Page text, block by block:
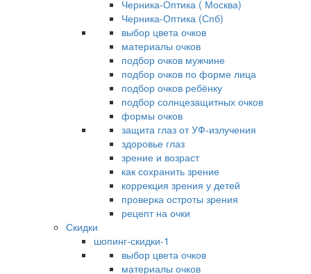
Черника-Оптика ( Москва)
Черника-Оптика (Спб)
выбор цвета очков
материалы очков
подбор очков мужчине
подбор очков по форме лица
подбор очков ребёнку
подбор солнцезащитных очков
формы очков
защита глаз от УФ-излучения
здоровье глаз
зрение и возраст
как сохранить зрение
коррекция зрения у детей
проверка остроты зрения
рецепт на очки
Скидки
шопинг-скидки-1
выбор цвета очков
материалы очков